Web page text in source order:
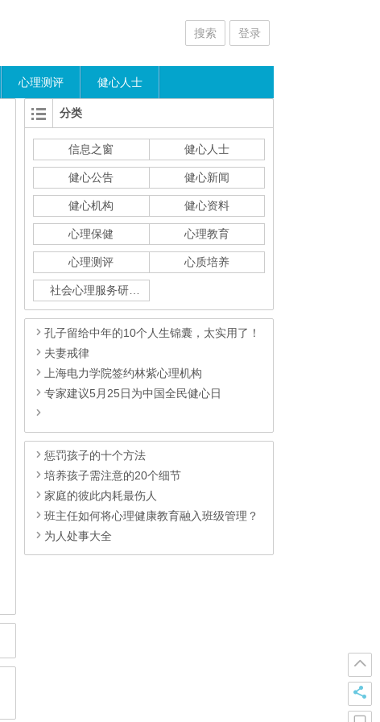
搜索 登录
心理测评 健心人士
分类
信息之窗 健心人士
健心公告 健心新闻
健心机构 健心资料
心理保健 心理教育
心理测评 心质培养
孔子留给中年的10个人生锦囊，太实用了！
夫妻戒律
上海电力学院签约林紫心理机构
专家建议5月25日为中国全民健心日
惩罚孩子的十个方法
培养孩子需注意的20个细节
家庭的彼此内耗最伤人
班主任如何将心理健康教育融入班级管理？
为人处事大全